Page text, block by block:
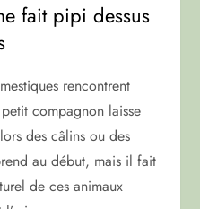
fait pipi dessus
rencontrent
compagnon laisse
des câlins ou des
au début, mais il fait
de ces animaux